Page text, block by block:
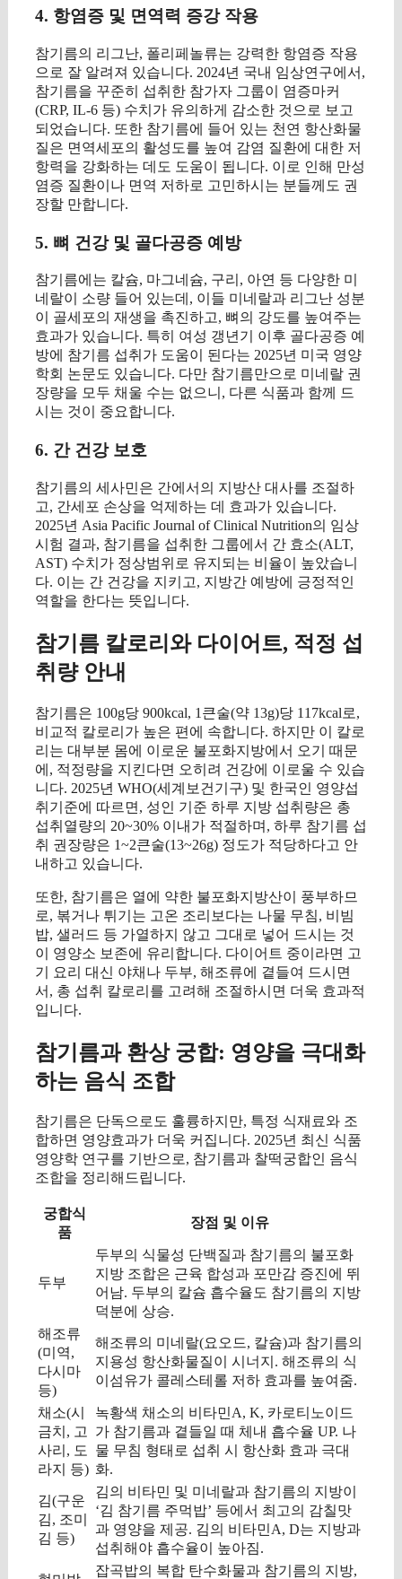
4. 항염증 및 면역력 증강 작용
참기름의 리그난, 폴리페놀류는 강력한 항염증 작용
으로 잘 알려져 있습니다. 2024년 국내 임상연구에서,
참기름을 꾸준히 섭취한 참가자 그룹이 염증마커
(CRP, IL-6 등) 수치가 유의하게 감소한 것으로 보고
되었습니다. 또한 참기름에 들어 있는 천연 항산화물
질은 면역세포의 활성도를 높여 감염 질환에 대한 저
항력을 강화하는 데도 도움이 됩니다. 이로 인해 만성
염증 질환이나 면역 저하로 고민하시는 분들께도 권
장할 만합니다.
5. 뼈 건강 및 골다공증 예방
참기름에는 칼슘, 마그네슘, 구리, 아연 등 다양한 미
네랄이 소량 들어 있는데, 이들 미네랄과 리그난 성분
이 골세포의 재생을 촉진하고, 뼈의 강도를 높여주는
효과가 있습니다. 특히 여성 갱년기 이후 골다공증 예
방에 참기름 섭취가 도움이 된다는 2025년 미국 영양
학회 논문도 있습니다. 다만 참기름만으로 미네랄 권
장량을 모두 채울 수는 없으니, 다른 식품과 함께 드
시는 것이 중요합니다.
6. 간 건강 보호
참기름의 세사민은 간에서의 지방산 대사를 조절하
고, 간세포 손상을 억제하는 데 효과가 있습니다.
2025년 Asia Pacific Journal of Clinical Nutrition의 임상
시험 결과, 참기름을 섭취한 그룹에서 간 효소(ALT,
AST) 수치가 정상범위로 유지되는 비율이 높았습니
다. 이는 간 건강을 지키고, 지방간 예방에 긍정적인
역할을 한다는 뜻입니다.
참기름 칼로리와 다이어트, 적정 섭
취량 안내
참기름은 100g당 900kcal, 1큰술(약 13g)당 117kcal로,
비교적 칼로리가 높은 편에 속합니다. 하지만 이 칼로
리는 대부분 몸에 이로운 불포화지방에서 오기 때문
에, 적정량을 지킨다면 오히려 건강에 이로울 수 있습
니다. 2025년 WHO(세계보건기구) 및 한국인 영양섭
취기준에 따르면, 성인 기준 하루 지방 섭취량은 총
섭취열량의 20~30% 이내가 적절하며, 하루 참기름 섭
취 권장량은 1~2큰술(13~26g) 정도가 적당하다고 안
내하고 있습니다.
또한, 참기름은 열에 약한 불포화지방산이 풍부하므
로, 볶거나 튀기는 고온 조리보다는 나물 무침, 비빔
밥, 샐러드 등 가열하지 않고 그대로 넣어 드시는 것
이 영양소 보존에 유리합니다. 다이어트 중이라면 고
기 요리 대신 야채나 두부, 해조류에 곁들여 드시면
서, 총 섭취 칼로리를 고려해 조절하시면 더욱 효과적
입니다.
참기름과 환상 궁합: 영양을 극대화
하는 음식 조합
참기름은 단독으로도 훌륭하지만, 특정 식재료와 조
합하면 영양효과가 더욱 커집니다. 2025년 최신 식품
영양학 연구를 기반으로, 참기름과 찰떡궁합인 음식
조합을 정리해드립니다.
궁합식
품
장점 및 이유
두부
두부의 식물성 단백질과 참기름의 불포화
지방 조합은 근육 합성과 포만감 증진에 뛰
어남. 두부의 칼슘 흡수율도 참기름의 지방
덕분에 상승.
해조류
(미역,
다시마
등)
해조류의 미네랄(요오드, 칼슘)과 참기름의
지용성 항산화물질이 시너지. 해조류의 식
이섬유가 콜레스테롤 저하 효과를 높여줌.
채소(시
금치, 고
사리, 도
라지 등)
녹황색 채소의 비타민A, K, 카로티노이드
가 참기름과 곁들일 때 체내 흡수율 UP. 나
물 무침 형태로 섭취 시 항산화 효과 극대
화.
김(구운
김, 조미
김 등)
김의 비타민 및 미네랄과 참기름의 지방이
‘김 참기름 주먹밥’ 등에서 최고의 감칠맛
과 영양을 제공. 김의 비타민A, D는 지방과
섭취해야 흡수율이 높아짐.
잡곡밥의 복합 탄수화물과 참기름의 지방,